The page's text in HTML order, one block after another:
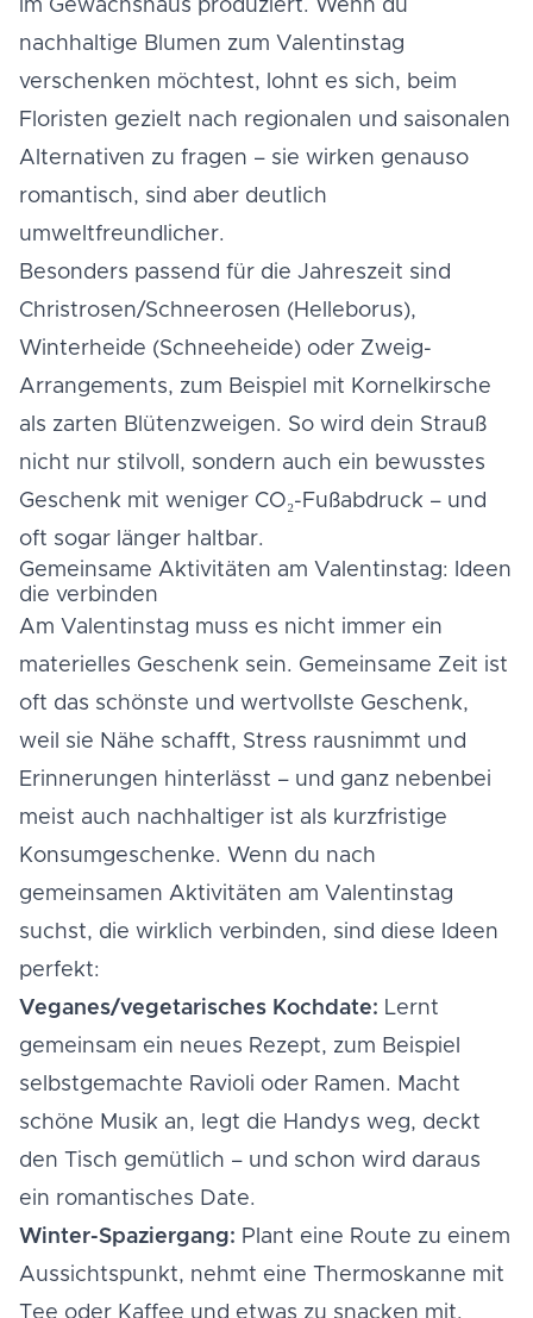
im Gewächshaus produziert. Wenn du
nachhaltige Blumen zum Valentinstag
verschenken möchtest, lohnt es sich, beim
Floristen gezielt nach regionalen und saisonalen
Alternativen zu fragen – sie wirken genauso
romantisch, sind aber deutlich
umweltfreundlicher.
Besonders passend für die Jahreszeit sind
Christrosen/Schneerosen (Helleborus),
Winterheide (Schneeheide) oder Zweig-
Arrangements, zum Beispiel mit Kornelkirsche
als zarten Blütenzweigen. So wird dein Strauß
nicht nur stilvoll, sondern auch ein bewusstes
Geschenk mit weniger CO₂-Fußabdruck – und
oft sogar länger haltbar.
Gemeinsame Aktivitäten am Valentinstag: Ideen
die verbinden
Am Valentinstag muss es nicht immer ein
materielles Geschenk sein. Gemeinsame Zeit ist
oft das schönste und wertvollste Geschenk,
weil sie Nähe schafft, Stress rausnimmt und
Erinnerungen hinterlässt – und ganz nebenbei
meist auch nachhaltiger ist als kurzfristige
Konsumgeschenke. Wenn du nach
gemeinsamen Aktivitäten am Valentinstag
suchst, die wirklich verbinden, sind diese Ideen
perfekt:
Veganes/vegetarisches Kochdate: Lernt
gemeinsam ein neues Rezept, zum Beispiel
selbstgemachte Ravioli oder Ramen. Macht
schöne Musik an, legt die Handys weg, deckt
den Tisch gemütlich – und schon wird daraus
ein romantisches Date.
Winter-Spaziergang: Plant eine Route zu einem
Aussichtspunkt, nehmt eine Thermoskanne mit
Tee oder Kaffee und etwas zu snacken mit.